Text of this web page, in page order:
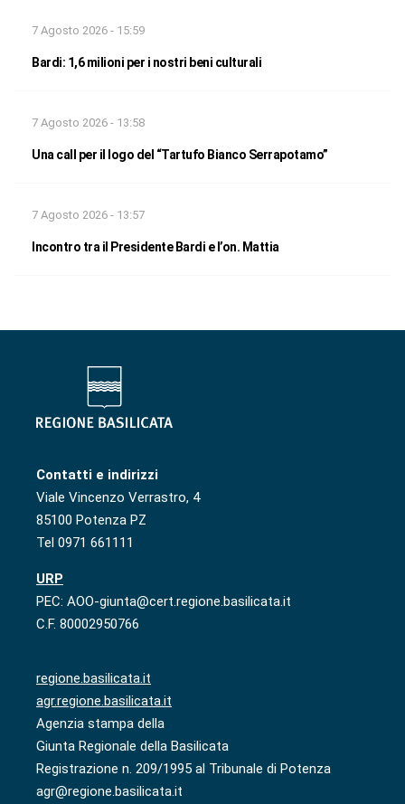
7 Agosto 2026 - 15:59
Bardi: 1,6 milioni per i nostri beni culturali
7 Agosto 2026 - 13:58
Una call per il logo del “Tartufo Bianco Serrapotamo”
7 Agosto 2026 - 13:57
Incontro tra il Presidente Bardi e l’on. Mattia
Contatti e indirizzi
Viale Vincenzo Verrastro, 4
85100 Potenza PZ
Tel 0971 661111
URP
PEC: AOO-giunta@cert.regione.basilicata.it
C.F. 80002950766
regione.basilicata.it
agr.regione.basilicata.it
Agenzia stampa della
Giunta Regionale della Basilicata
Registrazione n. 209/1995 al Tribunale di Potenza
agr@regione.basilicata.it